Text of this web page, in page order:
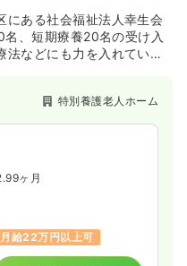
にある社会福祉法人幸生会
、短期療養20名の受け入
法などにも力を入れていま
特別養護老人ホーム
ヶ月
月給22万円以上可